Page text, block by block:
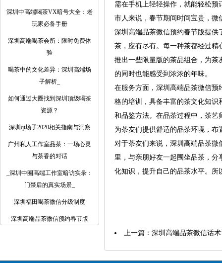
深圳中高端喝茶VX暗号大全：老
玩家必备手册
深圳高端喝茶会所：限时免费体
验
喝茶中的文化差异：深圳高端场
子解析_
如何通过大圈找到深圳顶级喝茶
资源？
深圳qt场子2020相关指南与洞察
广州私人工作室品茶：一场心灵
与茶香的对话
_深圳中圈高端工作室暗访实录：
门禁后的真实场景_
深圳福田喝茶微信分级制度
深圳高端品茶微信预约春节版
需在手机上轻轻操作，就能轻松
市人来说，春节期间时间宝贵，
深圳高端品茶微信预约春节版提
茶，应有尽有。每一种茶都经过
推出一些限量版的茶品组合，为
的同时也能感受到浓浓的年味。
在服务方面，深圳高端品茶微信
格的培训，具备丰富的茶文化知
和品鉴方法。在品茶过程中，茶
为茶友们提供舒适的品茶环境，
对于茶友们来说，深圳高端品茶
里，与亲朋好友一起围坐品茶，
化知识，提升自己的品茶水平。
上一篇： 深圳高端品茶微信话术